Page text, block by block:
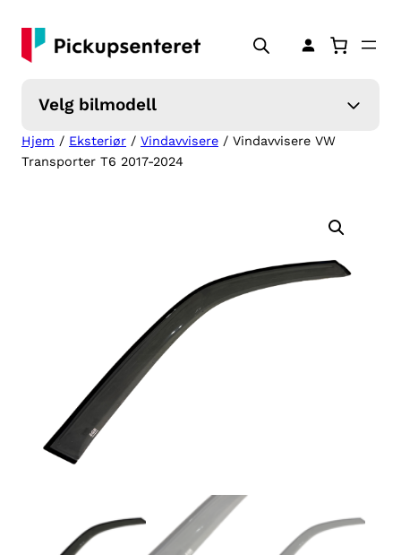
innhold
Velg bilmodell
Hjem / Eksteriør / Vindavvisere / Vindavvisere VW
Transporter T6 2017-2024